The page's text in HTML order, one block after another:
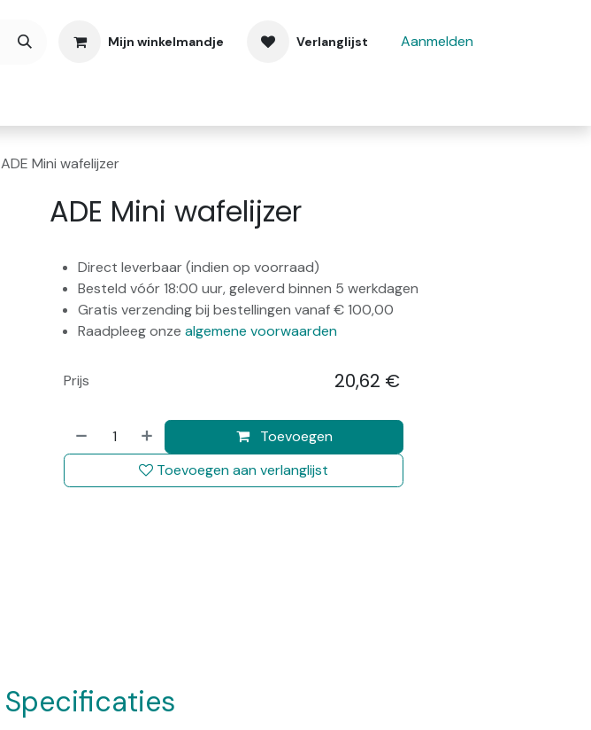
Mijn winkelmandje Verlanglijst Aanmelden
ADE Mini wafelijzer
ADE Mini wafelijzer
Direct leverbaar (indien op voorraad)
Besteld vóór 18:00 uur, geleverd binnen 5 werkdagen
Gratis verzending bij bestellingen vanaf € 100,00
Raadpleeg onze algemene voorwaarden
Toevoegen
Toevoegen aan verlanglijst
Prijs 20,62 €
Specificaties